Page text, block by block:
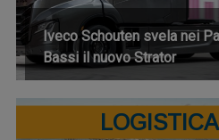
Iveco Schouten svela nei
Bassi il nuovo Strator
LOGISTICA